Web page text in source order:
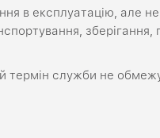
в експлуатацію, але не
зберігання,
термін служби не